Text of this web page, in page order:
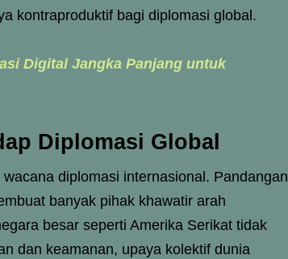
kontraproduktif bagi diplomasi global.
Digital Jangka Panjang untuk
Diplomasi Global
diplomasi internasional. Pandangan
banyak pihak khawatir arah
besar seperti Amerika Serikat tidak
dan keamanan, upaya kolektif dunia